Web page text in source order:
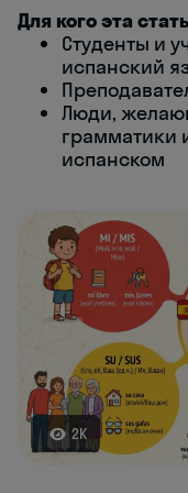
Для кого эта
Студенты и
испанский
Люди,
грамматики
испанском
2K